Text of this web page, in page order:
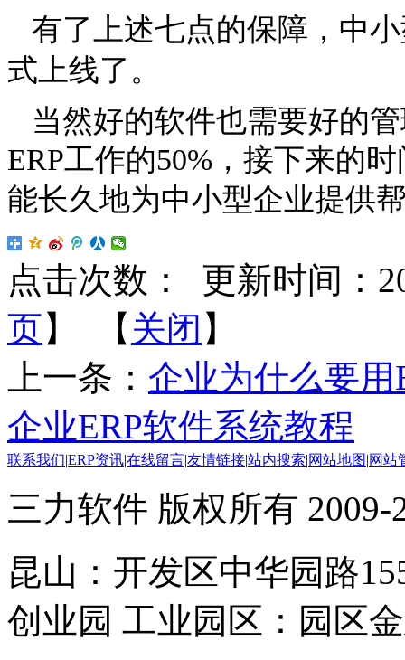
有了上述七点的保障， 中
式上线了。
当然好的软件也需要好的
ERP工作的50%，接下来的
能长久地为中小型企业提供
点击次数：
更新时间：
页】 【 关闭 】
上一条： 企业为什么要用
企业ERP软件系统教程
联系我们|ERP资讯|在线留言|友情链接|站内搜索|网站地图|网站
三力软件 版权所有 2009-
昆山：开发区中华园路
创业园 工业园区：园区